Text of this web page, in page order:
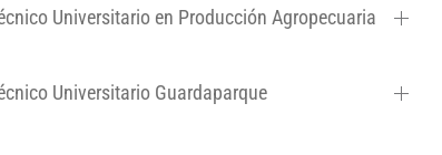
Universitario en Producción Agropecuaria
Universitario Guardaparque